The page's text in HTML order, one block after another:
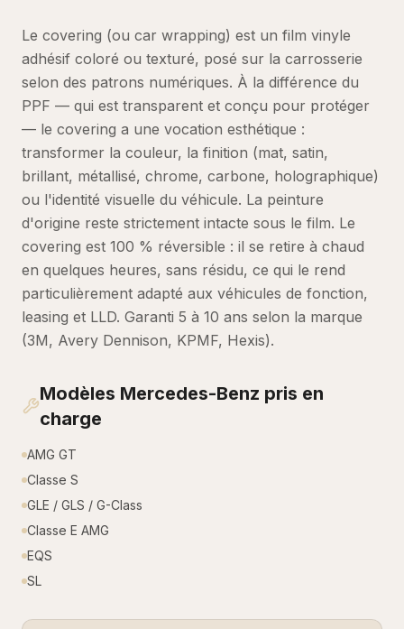
Le covering (ou car wrapping) est un film vinyle
adhésif coloré ou texturé, posé sur la carrosserie
selon des patrons numériques. À la différence du
PPF — qui est transparent et conçu pour protéger
— le covering a une vocation esthétique :
transformer la couleur, la finition (mat, satin,
brillant, métallisé, chrome, carbone, holographique)
ou l'identité visuelle du véhicule. La peinture
d'origine reste strictement intacte sous le film. Le
covering est 100 % réversible : il se retire à chaud
en quelques heures, sans résidu, ce qui le rend
particulièrement adapté aux véhicules de fonction,
leasing et LLD. Garanti 5 à 10 ans selon la marque
(3M, Avery Dennison, KPMF, Hexis).
Modèles Mercedes-Benz pris en
charge
AMG GT
Classe S
GLE / GLS / G-Class
Classe E AMG
EQS
SL